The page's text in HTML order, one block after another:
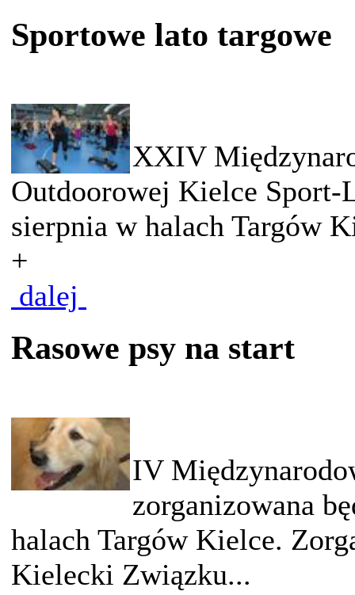
Sportowe lato targowe
XXIV
Outdoorowej Kielce Sport-
sierpnia w halach Targów
+
dalej
Rasowe psy na start
IV
zorganizowana
halach Targów Kielce.
Kielecki Związku...